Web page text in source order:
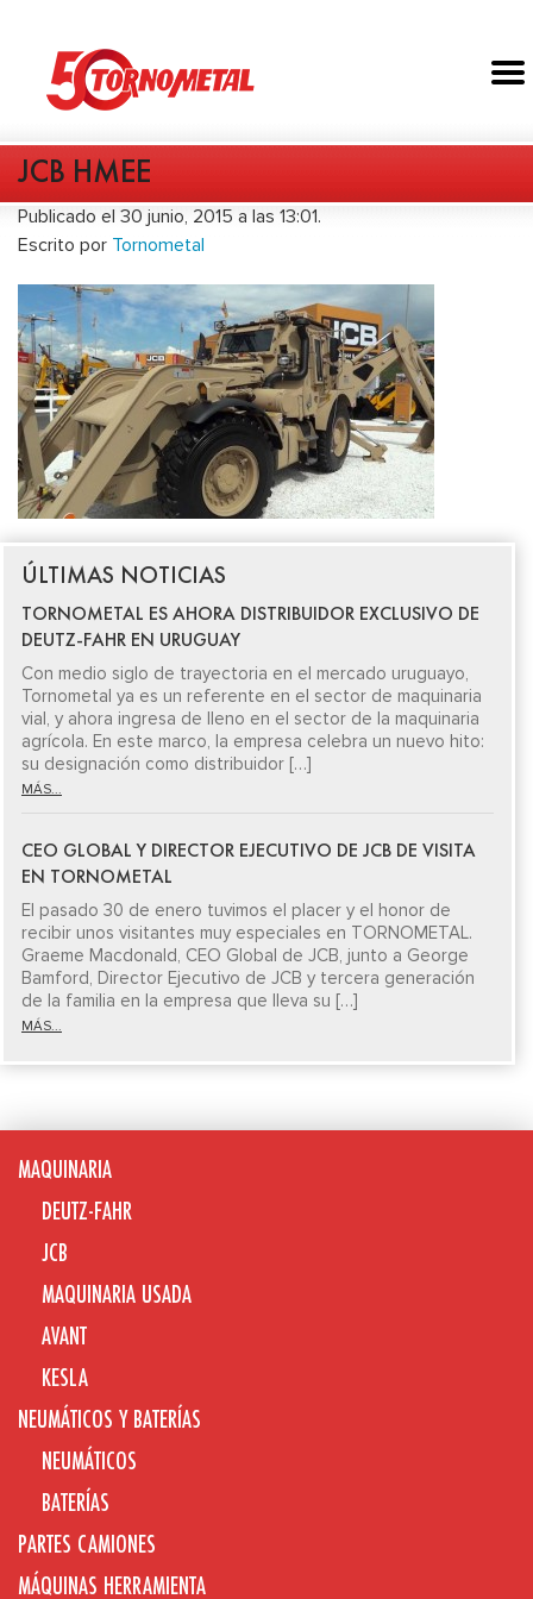
JCB HMEE
Publicado el 30 junio, 2015 a las 13:01.
Escrito por Tornometal
ÚLTIMAS NOTICIAS
TORNOMETAL ES AHORA DISTRIBUIDOR EXCLUSIVO DE
DEUTZ-FAHR EN URUGUAY
Con medio siglo de trayectoria en el mercado uruguayo,
Tornometal ya es un referente en el sector de maquinaria
vial, y ahora ingresa de lleno en el sector de la maquinaria
agrícola. En este marco, la empresa celebra un nuevo hito:
su designación como distribuidor […]
MÁS...
CEO GLOBAL Y DIRECTOR EJECUTIVO DE JCB DE VISITA
EN TORNOMETAL
El pasado 30 de enero tuvimos el placer y el honor de
recibir unos visitantes muy especiales en TORNOMETAL.
Graeme Macdonald, CEO Global de JCB, junto a George
Bamford, Director Ejecutivo de JCB y tercera generación
de la familia en la empresa que lleva su […]
MÁS...
MAQUINARIA
DEUTZ-FAHR
JCB
MAQUINARIA USADA
AVANT
KESLA
NEUMÁTICOS Y BATERÍAS
NEUMÁTICOS
BATERÍAS
PARTES CAMIONES
MÁQUINAS HERRAMIENTA